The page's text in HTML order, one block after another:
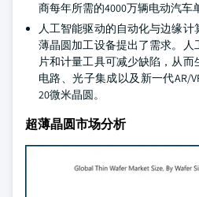
商每年所需的4000万辆电动汽车
人工智能驱动的自动化与边缘
薄晶圆加工设备提出了需求。人
片和计量工具可减少缺陷，从
电路、光子集成以及新一代AR/
20微米晶圆。
超薄晶圆市场分析